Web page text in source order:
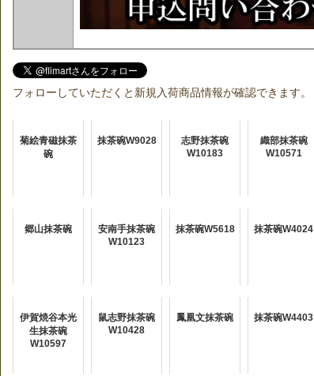
フォローしていただくと新規入荷商品情報が確認できます。
菊絵青磁抹茶
碗
抹茶碗W9028
志野抹茶碗
W10183
織部抹茶碗
W10571
郷山抹茶碗
安南手抹茶碗
W10123
抹茶碗W5618 抹茶碗W4024
伊賀焼谷本光
生抹茶碗
W10597
鼠志野抹茶碗
W10428
鳳凰文抹茶碗 抹茶碗W4403